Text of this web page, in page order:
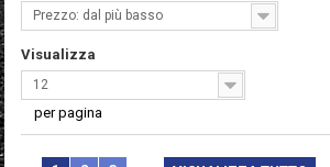
Prezzo: dal più basso
Visualizza
12
per pagina